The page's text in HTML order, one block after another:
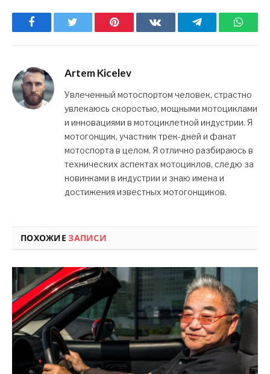
Facebook Pinterest ВКонтактеTelegram
Artem Kicelev
Увлеченный мотоспортом человек, страстно
увлекаюсь скоростью, мощными мотоциклами
и инновациями в мотоциклетной индустрии. Я
мотогонщик, участник трек-дней и фанат
мотоспорта в целом. Я отлично разбираюсь в
технических аспектах мотоциклов, следю за
новинками в индустрии и знаю имена и
достижения известных мотогонщиков.
ПОХОЖИЕЗАПИСИ